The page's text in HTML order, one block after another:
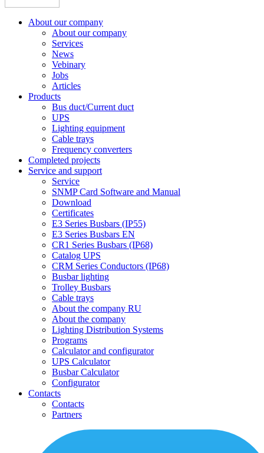
About our company
About our company
Services
News
Vebinary
Jobs
Articles
Products
Bus duct/Current duct
UPS
Lighting equipment
Cable trays
Frequency converters
Completed projects
Service and support
Service
SNMP Card Software and Manual
Download
Certificates
E3 Series Busbars (IP55)
E3 Series Busbars EN
CR1 Series Busbars (IP68)
Catalog UPS
CRM Series Conductors (IP68)
Busbar lighting
Trolley Busbars
Cable trays
About the company RU
About the company
Lighting Distribution Systems
Programs
Calculator and configurator
UPS Calculator
Busbar Calculator
Configurator
Contacts
Contacts
Partners